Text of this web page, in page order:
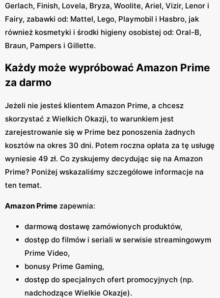
Gerlach, Finish, Lovela, Bryza, Woolite, Ariel, Vizir, Lenor i
Fairy, zabawki od: Mattel, Lego, Playmobil i Hasbro, jak
również kosmetyki i środki higieny osobistej od: Oral-B,
Braun, Pampers i Gillette.
Każdy może wypróbować Amazon Prime
za darmo
Jeżeli nie jesteś klientem Amazon Prime, a chcesz
skorzystać z Wielkich Okazji, to warunkiem jest
zarejestrowanie się w Prime bez ponoszenia żadnych
kosztów na okres 30 dni. Potem roczna opłata za tę usługę
wyniesie 49 zł. Co zyskujemy decydując się na Amazon
Prime? Poniżej wskazaliśmy szczegółowe informacje na
ten temat.
Amazon Prime zapewnia:
darmową dostawę zamówionych produktów,
dostęp do filmów i seriali w serwisie streamingowym
Prime Video,
bonusy Prime Gaming,
dostęp do specjalnych ofert promocyjnych (np.
nadchodzące Wielkie Okazje).